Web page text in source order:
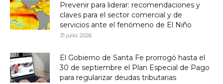
Prevenir para liderar: recomendaciones y
claves para el sector comercial y de
servicios ante el fenómeno de El Niño
31 julio, 2026
El Gobierno de Santa Fe prorrogó hasta el
30 de septiembre el Plan Especial de Pago
para regularizar deudas tributarias